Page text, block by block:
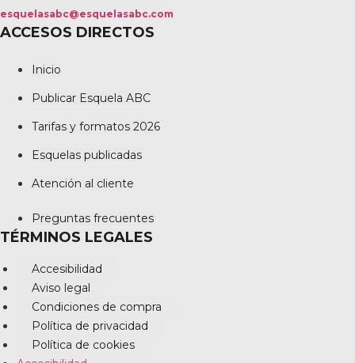
esquelasabc@esquelasabc.com
ACCESOS DIRECTOS
Inicio
Publicar Esquela ABC
Tarifas y formatos 2026
Esquelas publicadas
Atención al cliente
Preguntas frecuentes
TÉRMINOS LEGALES
Accesibilidad
Aviso legal
Condiciones de compra
Política de privacidad
Política de cookies